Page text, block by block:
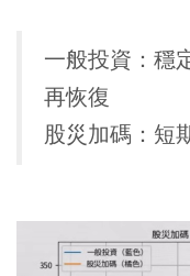
一般投資：穩
再恢復
股災加碼：短